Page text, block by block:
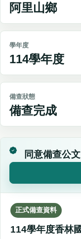
阿里山鄉
學年度
114學年度
備查狀態
備查完成
同意備查公文
正式備查資料
114學年度香林